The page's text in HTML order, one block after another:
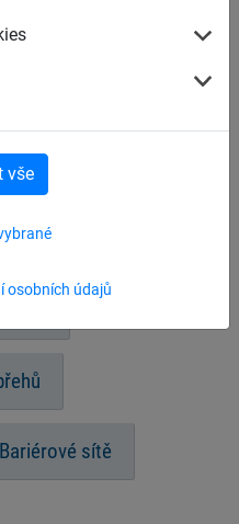
osobních údajů
vše
Bariérové sítě